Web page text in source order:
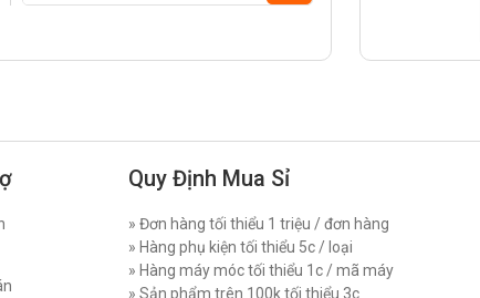
Quy Định Mua Sỉ
» Đơn hàng tối thiểu 1 triệu / đơn hàng
» Hàng phụ kiện tối thiểu 5c / loại
» Hàng máy móc tối thiểu 1c / mã máy
» Sản phẩm trên 100k tối thiểu 3c